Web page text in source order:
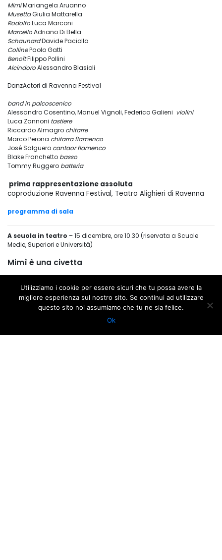
MimìMariangela Aruanno
MusettaGiulia Mattarella
RodolfoLuca Marconi
MarcelloAdriano Di Bella
SchaunardDavide Paciolla
CollinePaolo Gatti
BenoîtFilippo Pollini
AlcindoroAlessandro Blasioli
DanzActori di Ravenna Festival
band in palcoscenico
Alessandro Cosentino, Manuel Vignoli, Federico Galieni violini
Luca Zannoni tastiere
Riccardo Almagro chitarre
Marco Perona chitarra flamenco
José Salguero cantaor flamenco
Blake Franchetto basso
Tommy Ruggero batteria
prima rappresentazione assoluta
coproduzione Ravenna Festival, Teatro Alighieri di Ravenna
programma di sala
A scuola in teatro – 15 dicembre, ore 10.30 (riservata a Scuole
Medie, Superiori e Università)
Mimì è una civetta
A SCUOLA IN TEATRO, RAVENNA FESTIVAL, STAGIONE D’OPERA E
DANZA, TRILOGIA D'AUTUNNO
Utilizziamo i cookie per essere sicuri che tu possa avere la
migliore esperienza sul nostro sito. Se continui ad utilizzare
questo sito noi assumiamo che tu ne sia felice.
Ok